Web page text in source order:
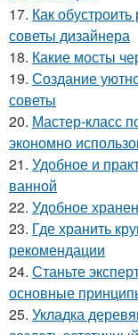
17. Как
советы дизайнера
18. Какие мосты
19. Создание
советы
20. Мастер-класс
экономно
21. Удобное и
ванной
22. Удобное
23. Где хранить
рекомендации
24. Станьте
основные
25. Укладка